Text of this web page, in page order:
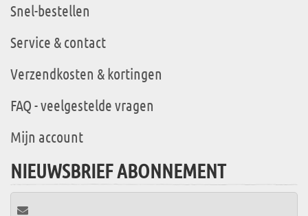
Snel-bestellen
Service & contact
Verzendkosten & kortingen
FAQ - veelgestelde vragen
Mijn account
NIEUWSBRIEF ABONNEMENT